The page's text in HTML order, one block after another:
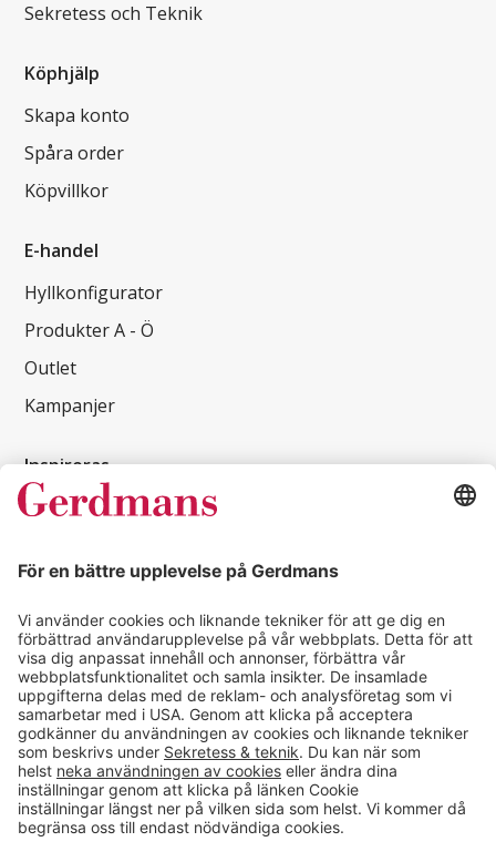
Sekretess och Teknik
Köphjälp
Skapa konto
Spåra order
Köpvillkor
E-handel
Hyllkonfigurator
Produkter A - Ö
Outlet
Kampanjer
Inspireras
Kundcase
Läsvärt
Kontakt
info@gerdmans.se
0433-740 80
Kundservice öppettider
Vardagar 07.30-17.00